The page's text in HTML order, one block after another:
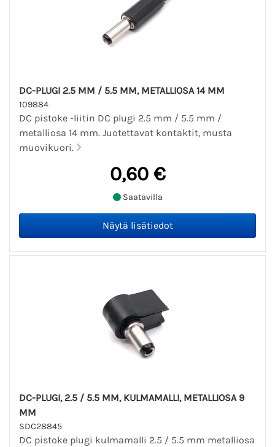
DC-PLUGI 2.5 MM / 5.5 MM, METALLIOSA 14 MM
109884
DC pistoke -liitin DC plugi 2.5 mm / 5.5 mm /
metalliosa 14 mm. Juotettavat kontaktit, musta
muovikuori.
0,60 €
Saatavilla
DC-PLUGI, 2.5 / 5.5 MM, KULMAMALLI, METALLIOSA 9
MM
SDC28845
DC pistoke plugi kulmamalli 2.5 / 5.5 mm metalliosa